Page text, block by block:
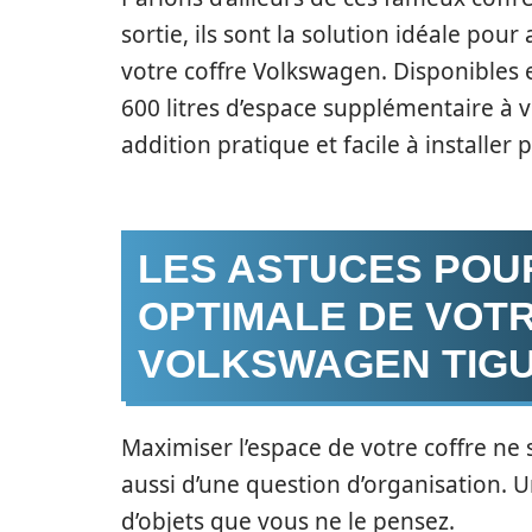
sortie, ils sont la solution idéale
votre coffre Volkswagen. Disponibles
600 litres d’espace supplémentaire à
addition pratique et facile à installer
LES ASTUCES
OPTIMALE DE
VOLKSWAGEN
Maximiser l’espace de votre coffre
aussi d’une question
d’objets que vous ne le pensez.